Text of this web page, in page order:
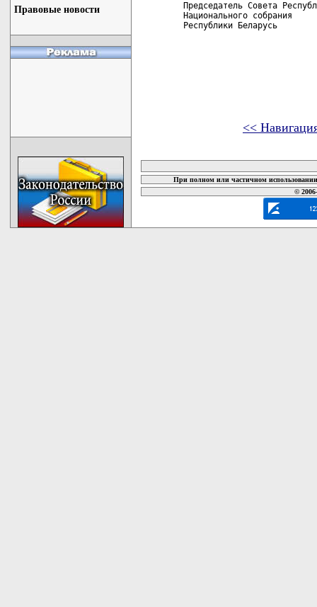
Правовые новости
Председатель Совета
Национального собрания
Республики
<<
При полном или частичном
©